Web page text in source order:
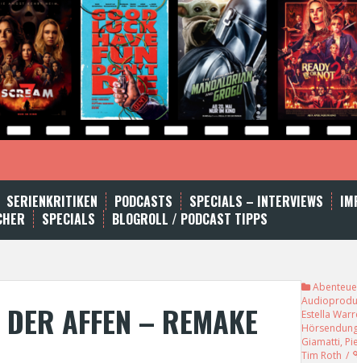
SERIENKRITIKEN PODCASTS SPECIALS – INTERVIEWS
SPECIALS BLOGROLL / PODCAST TIPPS
AFFEN – REMAKE
Estella
Giamatti,
Tim Roth